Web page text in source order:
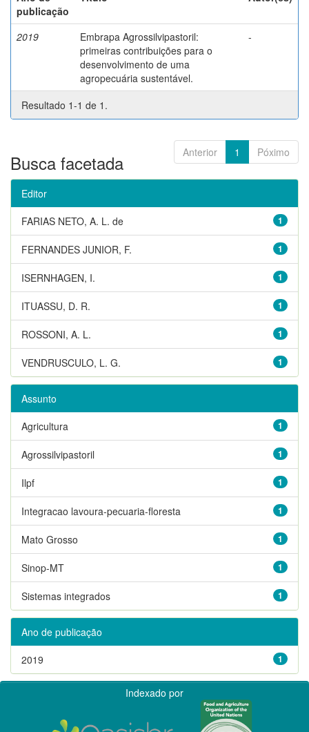
publicação
2019
Embrapa Agrossilvipastoril:
primeiras contribuições para o
desenvolvimento de uma
agropecuária sustentável.
-
Resultado 1-1 de 1.
Anterior 1 Póximo
Busca facetada
Editor
1
FARIAS NETO, A. L. de
1
FERNANDES JUNIOR, F.
1
ISERNHAGEN, I.
1
ITUASSU, D. R.
1
ROSSONI, A. L.
1
VENDRUSCULO, L. G.
Assunto
1
Agricultura
1
Agrossilvipastoril
1
Ilpf
1
Integracao lavoura-pecuaria-floresta
1
Mato Grosso
1
Sinop-MT
1
Sistemas integrados
Ano de publicação
1
2019
Indexado por